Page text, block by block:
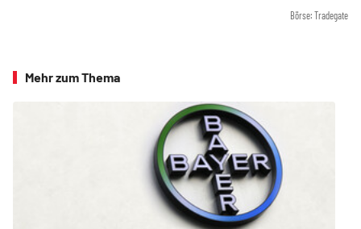
Börse: Tradegate
Mehr zum Thema